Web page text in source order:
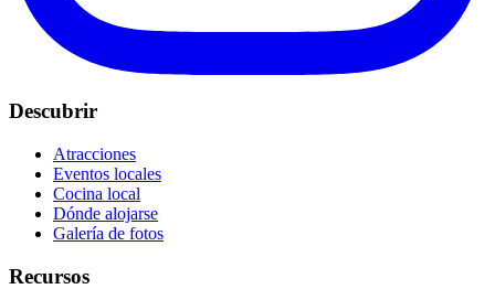
Descubrir
Atracciones
Eventos locales
Cocina local
Dónde alojarse
Galería de fotos
Recursos